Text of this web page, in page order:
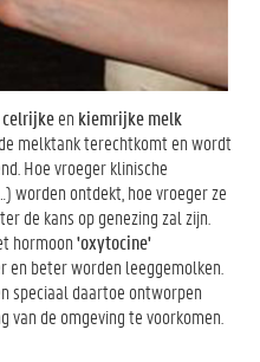
celrijkeen kiemrijke melk
melktank terechtkomt en wordt
Hoe vroeger klinische
worden ontdekt, hoe vroeger ze
de kans op genezing zal zijn.
hormoon'oxytocine'
beter worden leeggemolken.
speciaal daartoe ontworpen
van de omgeving te voorkomen.